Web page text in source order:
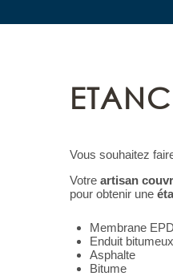
Vous souhaitez
Votre artisan
pour obtenir une
Membrane
Enduit bitumeux
Asphalte
Bitume